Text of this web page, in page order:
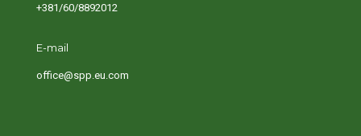
+381/60/8892012
E-mail
office@spp.eu.com